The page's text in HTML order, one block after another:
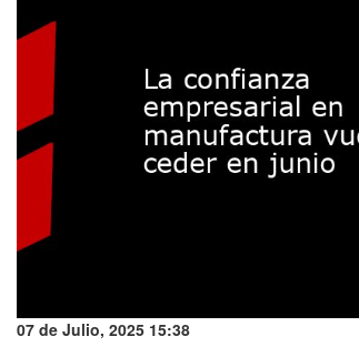
07 de Julio, 2025 15:38